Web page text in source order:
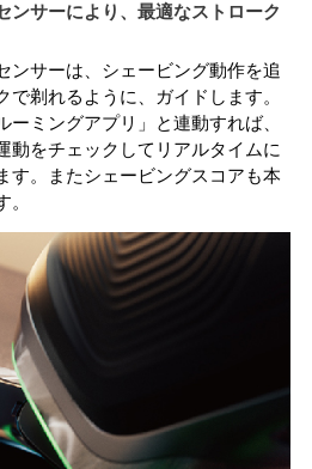
ンサーにより、最適なストローク
ンサーは、シェービング動作を追
で剃れるように、ガイドします。
ーミングアプリ」と連動すれば、
動をチェックしてリアルタイムに
す。またシェービングスコアも本
。